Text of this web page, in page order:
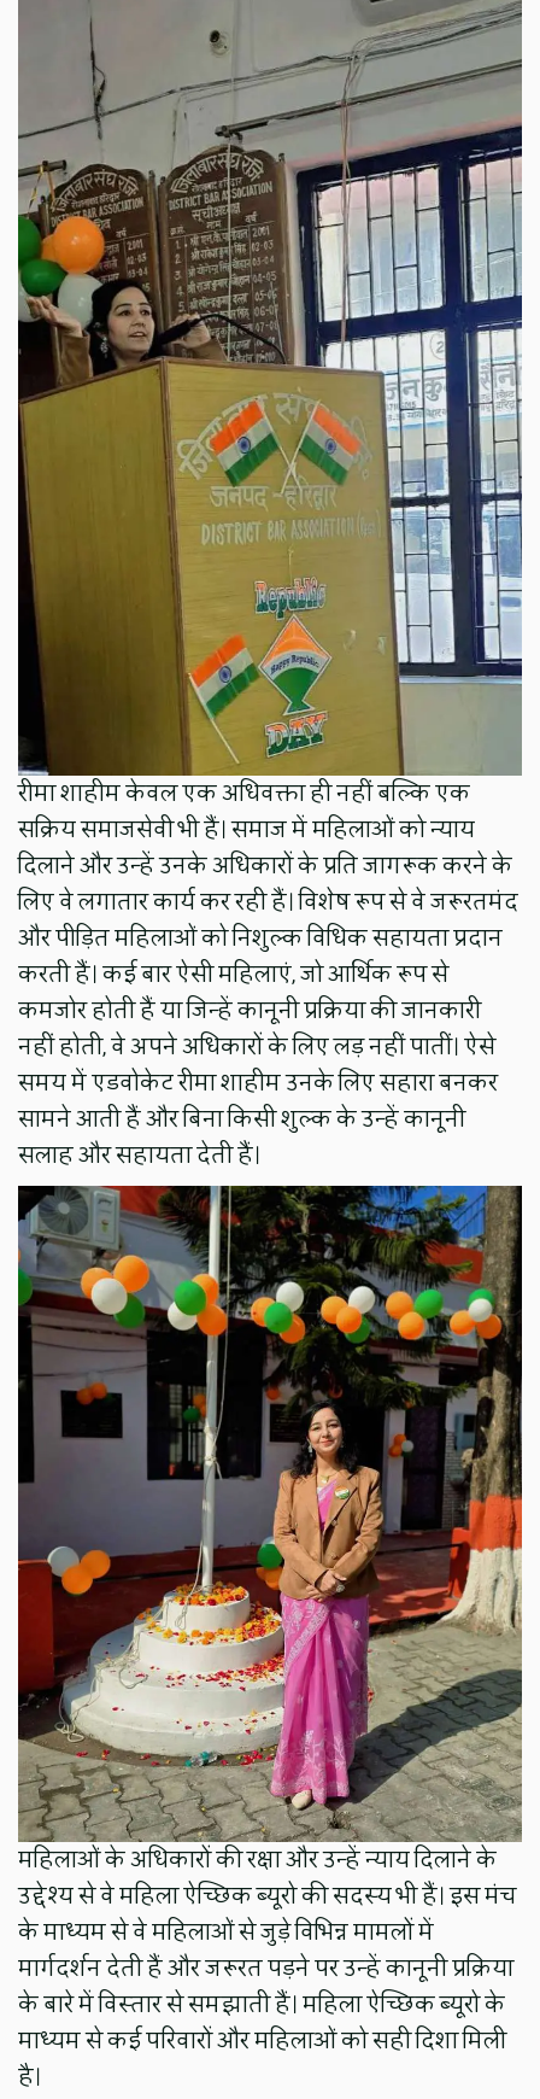
रीमा शाहीम केवल एक अधिवक्ता ही नहीं बल्कि एक
सक्रिय समाजसेवी भी हैं। समाज में महिलाओं को न्याय
दिलाने और उन्हें उनके अधिकारों के प्रति जागरूक करने के
लिए वे लगातार कार्य कर रही हैं। विशेष रूप से वे जरूरतमंद
और पीड़ित महिलाओं को निशुल्क विधिक सहायता प्रदान
करती हैं। कई बार ऐसी महिलाएं, जो आर्थिक रूप से
कमजोर होती हैं या जिन्हें कानूनी प्रक्रिया की जानकारी
नहीं होती, वे अपने अधिकारों के लिए लड़ नहीं पातीं। ऐसे
समय में एडवोकेट रीमा शाहीम उनके लिए सहारा बनकर
सामने आती हैं और बिना किसी शुल्क के उन्हें कानूनी
सलाह और सहायता देती हैं।
महिलाओं के अधिकारों की रक्षा और उन्हें न्याय दिलाने के
उद्देश्य से वे महिला ऐच्छिक ब्यूरो की सदस्य भी हैं। इस मंच
के माध्यम से वे महिलाओं से जुड़े विभिन्न मामलों में
मार्गदर्शन देती हैं और जरूरत पड़ने पर उन्हें कानूनी प्रक्रिया
के बारे में विस्तार से समझाती हैं। महिला ऐच्छिक ब्यूरो के
माध्यम से कई परिवारों और महिलाओं को सही दिशा मिली
है।